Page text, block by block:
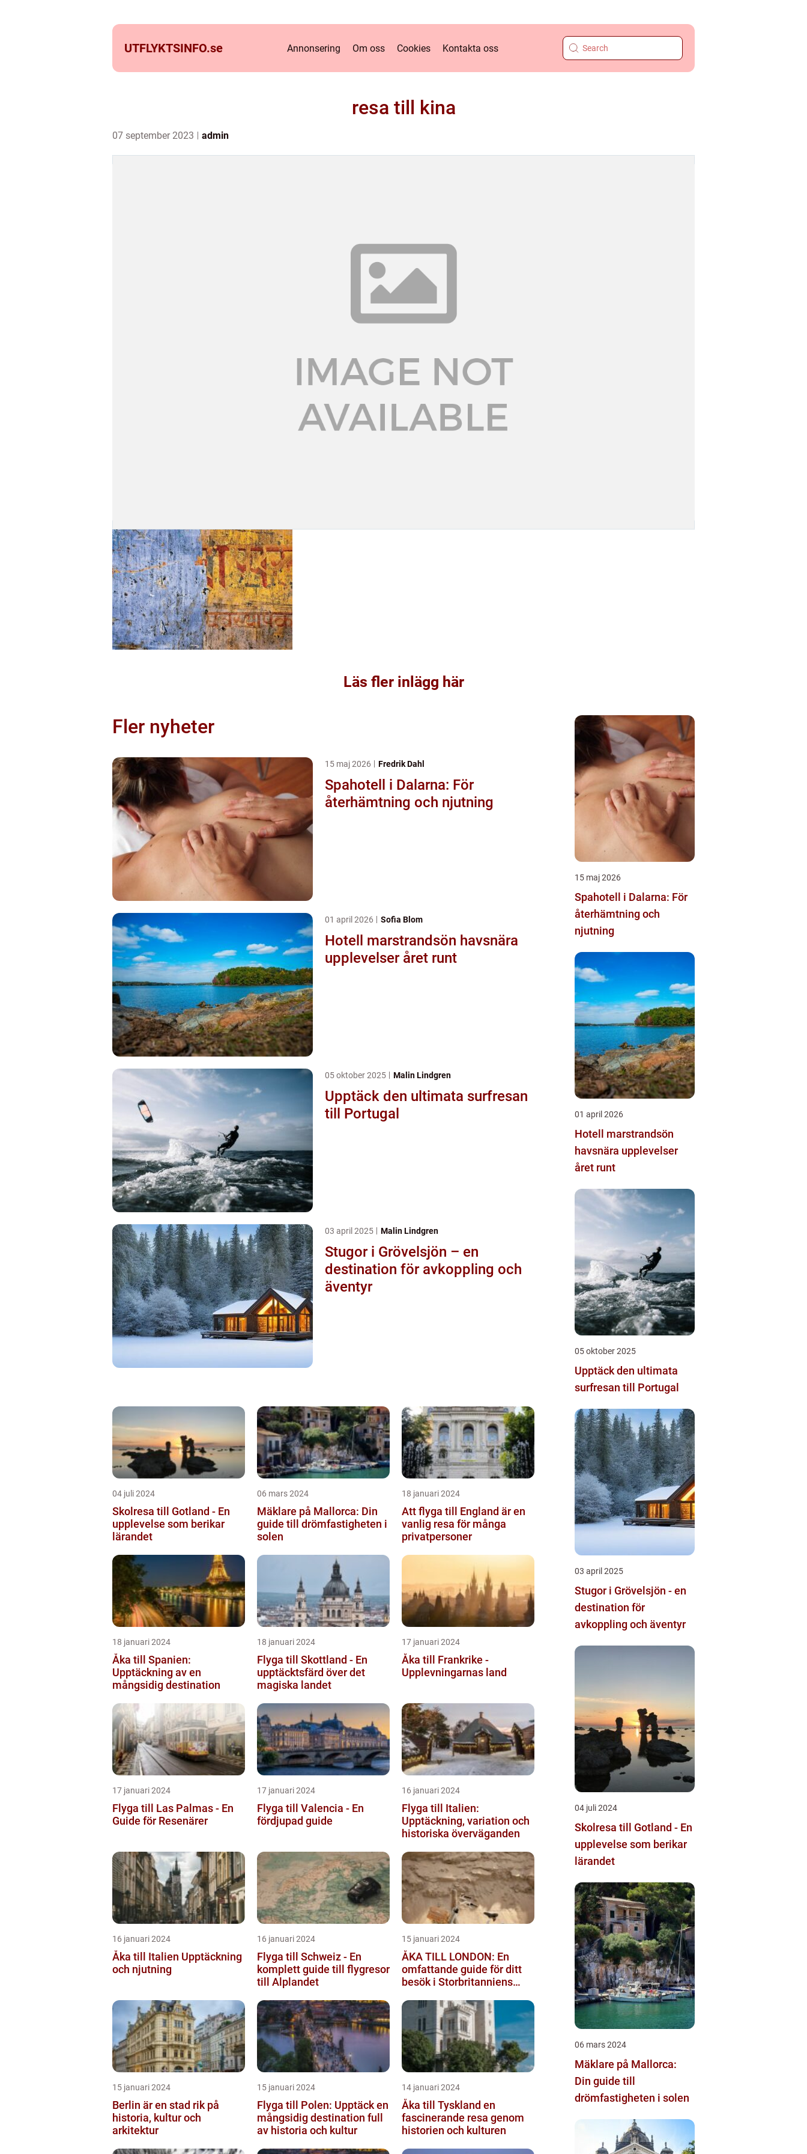
UTFLYKTSINFO.se Annonsering Om oss Cookies Kontakta oss
resa till kina
07 september 2023 admin
Läs fler inlägg här
Fler nyheter
15 maj 2026 Fredrik Dahl
Spahotell i Dalarna: För
återhämtning och njutning
01 april 2026 Sofia Blom
Hotell marstrandsön havsnära
upplevelser året runt
05 oktober 2025 Malin Lindgren
Upptäck den ultimata surfresan
till Portugal
03 april 2025 Malin Lindgren
Stugor i Grövelsjön – en
destination för avkoppling och
äventyr
04 juli 2024
Skolresa till Gotland - En
upplevelse som berikar
lärandet
06 mars 2024
Mäklare på Mallorca: Din
guide till drömfastigheten i
solen
18 januari 2024
Att flyga till England är en
vanlig resa för många
privatpersoner
18 januari 2024
Åka till Spanien:
Upptäckning av en
mångsidig destination
18 januari 2024
Flyga till Skottland - En
upptäcktsfärd över det
magiska landet
17 januari 2024
Åka till Frankrike -
Upplevningarnas land
17 januari 2024
Flyga till Las Palmas - En
Guide för Resenärer
17 januari 2024
Flyga till Valencia - En
fördjupad guide
16 januari 2024
Flyga till Italien:
Upptäckning, variation och
historiska överväganden
16 januari 2024
Åka till Italien Upptäckning
och njutning
16 januari 2024
Flyga till Schweiz - En
komplett guide till flygresor
till Alplandet
15 januari 2024
ÅKA TILL LONDON: En
omfattande guide för ditt
besök i Storbritanniens
15 januari 2024
Berlin är en stad rik på
historia, kultur och
arkitektur
15 januari 2024
Flyga till Polen: Upptäck en
mångsidig destination full
av historia och kultur
14 januari 2024
Åka till Tyskland en
fascinerande resa genom
historien och kulturen
15 maj 2026
Spahotell i Dalarna: För
återhämtning och
njutning
01 april 2026
Hotell marstrandsön
havsnära upplevelser
året runt
05 oktober 2025
Upptäck den ultimata
surfresan till Portugal
03 april 2025
Stugor i Grövelsjön - en
destination för
avkoppling och äventyr
04 juli 2024
Skolresa till Gotland - En
upplevelse som berikar
lärandet
06 mars 2024
Mäklare på Mallorca:
Din guide till
drömfastigheten i solen